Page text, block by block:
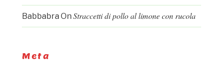
Babbabra On Straccetti di pollo al limone con rucola
Meta